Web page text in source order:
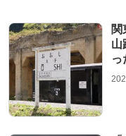
関
山
っ